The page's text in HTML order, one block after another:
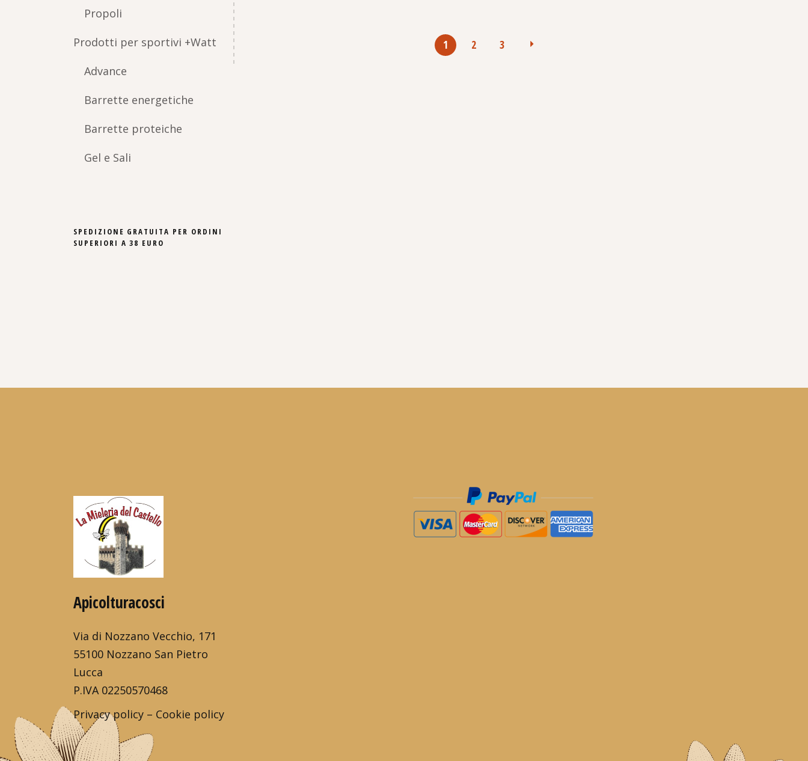
1 2 3
Propoli
Prodotti per sportivi +Watt
Advance
Barrette energetiche
Barrette proteiche
Gel e Sali
SPEDIZIONE GRATUITA PER ORDINI
SUPERIORI A 38 EURO
Apicolturacosci
Via di Nozzano Vecchio, 171
55100 Nozzano San Pietro
Lucca
P.IVA 02250570468
Privacy policy – Cookie policy